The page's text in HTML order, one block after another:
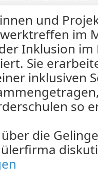
und
im
Inklusion im
Sie
inklusiven
so
die